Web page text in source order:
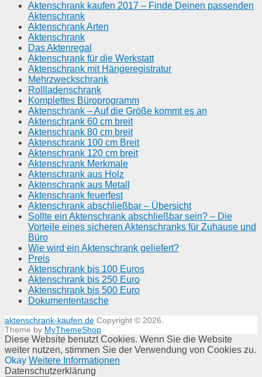
Aktenschrank kaufen 2017 – Finde Deinen passenden
Aktenschrank
Aktenschrank Arten
Aktenschrank
Das Aktenregal
Aktenschrank für die Werkstatt
Aktenschrank mit Hängeregistratur
Mehrzweckschrank
Rollladenschrank
Komplettes Büroprogramm
Aktenschrank – Auf die Größe kommt es an
Aktenschrank 60 cm breit
Aktenschrank 80 cm breit
Aktenschrank 100 cm Breit
Aktenschrank 120 cm breit
Aktenschrank Merkmale
Aktenschrank aus Holz
Aktenschrank aus Metall
Aktenschrank feuerfest
Aktenschrank abschließbar – Übersicht
Sollte ein Aktenschrank abschließbar sein? – Die
Vorteile eines sicheren Aktenschranks für Zuhause und
Büro
Wie wird ein Aktenschrank geliefert?
Preis
Aktenschrank bis 100 Euros
Aktenschrank bis 250 Euro
Aktenschrank bis 500 Euro
Dokumententasche
aktenschrank-kaufen.de Copyright © 2026.
Theme by MyThemeShop
Diese Website benutzt Cookies. Wenn Sie die Website
weiter nutzen, stimmen Sie der Verwendung von Cookies zu.
Okay Weitere Informationen
Datenschutzerklärung